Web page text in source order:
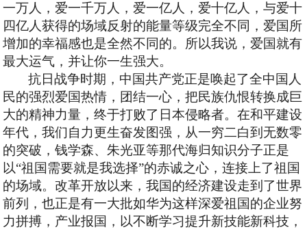
一万人，爱一千万人，爱一亿人，爱十亿人，与爱十
四亿人获得的场域反射的能量等级完全不同，爱国所
增加的幸福感也是全然不同的。所以我说，爱国就有
最大运气，并让你一生强大。
抗日战争时期，中国共产党正是唤起了全中国人
民的强烈爱国热情，团结一心，把民族仇恨转换成巨
大的精神力量，终于打败了日本侵略者。在和平建设
年代，我们自力更生奋发图强，从一穷二白到无数零
的突破，钱学森、朱光亚等那代海归知识分子正是
以“祖国需要就是我选择”的赤诚之心，连接上了祖国
的场域。改革开放以来，我国的经济建设走到了世界
前列，也正是有一大批如华为这样深爱祖国的企业努
力拼搏，产业报国，以不断学习提升新技能新科技，